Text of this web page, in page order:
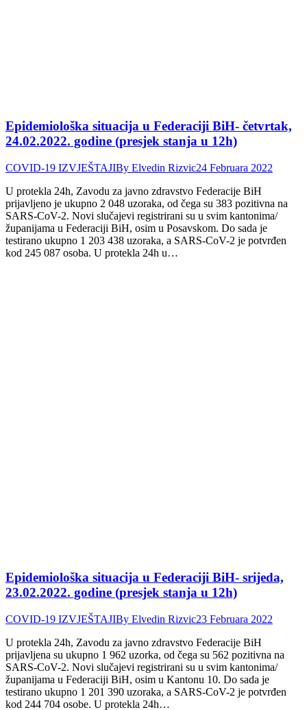
Epidemiološka situacija u Federaciji BiH- četvrtak,
24.02.2022. godine (presjek stanja u 12h)
COVID-19 IZVJEŠTAJIBy Elvedin Rizvic24 Februara 2022
U protekla 24h, Zavodu za javno zdravstvo Federacije BiH
prijavljeno je ukupno 2 048 uzoraka, od čega su 383 pozitivna na
SARS-CoV-2. Novi slučajevi registrirani su u svim kantonima/
županijama u Federaciji BiH, osim u Posavskom. Do sada je
testirano ukupno 1 203 438 uzoraka, a SARS-CoV-2 je potvrđen
kod 245 087 osoba. U protekla 24h u…
Epidemiološka situacija u Federaciji BiH- srijeda,
23.02.2022. godine (presjek stanja u 12h)
COVID-19 IZVJEŠTAJIBy Elvedin Rizvic23 Februara 2022
U protekla 24h, Zavodu za javno zdravstvo Federacije BiH
prijavljena su ukupno 1 962 uzorka, od čega su 562 pozitivna na
SARS-CoV-2. Novi slučajevi registrirani su u svim kantonima/
županijama u Federaciji BiH, osim u Kantonu 10. Do sada je
testirano ukupno 1 201 390 uzoraka, a SARS-CoV-2 je potvrđen
kod 244 704 osobe. U protekla 24h…